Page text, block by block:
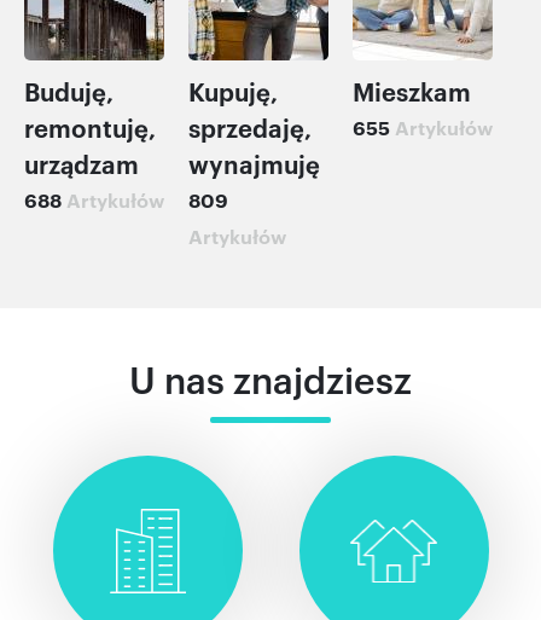
Buduję,
remontuję,
urządzam
688 Artykułów
Kupuję,
sprzedaję,
wynajmuję
809
Artykułów
Mieszkam
655 Artykułów
U nas znajdziesz